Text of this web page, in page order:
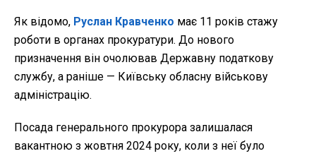
Як відомо, Руслан Кравченко має 11 років стажу
роботи в органах прокуратури. До нового
призначення він очолював Державну податкову
службу, а раніше — Київську обласну військову
адміністрацію.
Посада генерального прокурора залишалася
вакантною з жовтня 2024 року, коли з неї було